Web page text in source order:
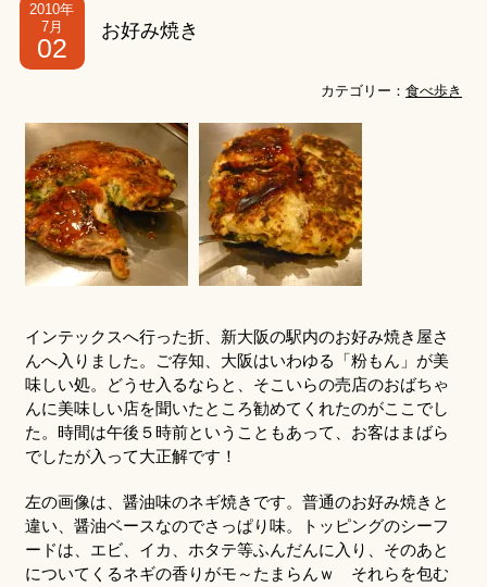
2010年
7月
02
お好み焼き
カテゴリー：食べ歩き
インテックスへ行った折、新大阪の駅内のお好み焼き屋さ
んへ入りました。ご存知、大阪はいわゆる「粉もん」が美
味しい処。どうせ入るならと、そこいらの売店のおばちゃ
んに美味しい店を聞いたところ勧めてくれたのがここでし
た。時間は午後５時前ということもあって、お客はまばら
でしたが入って大正解です！
左の画像は、醤油味のネギ焼きです。普通のお好み焼きと
違い、醤油ベースなのでさっぱり味。トッピングのシーフ
ードは、エビ、イカ、ホタテ等ふんだんに入り、そのあと
についてくるネギの香りがモ～たまらんｗ それらを包む